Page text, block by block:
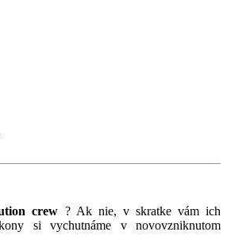
crew ? Ak nie, v skratke vám ich
si vychutnáme v novovzniknutom